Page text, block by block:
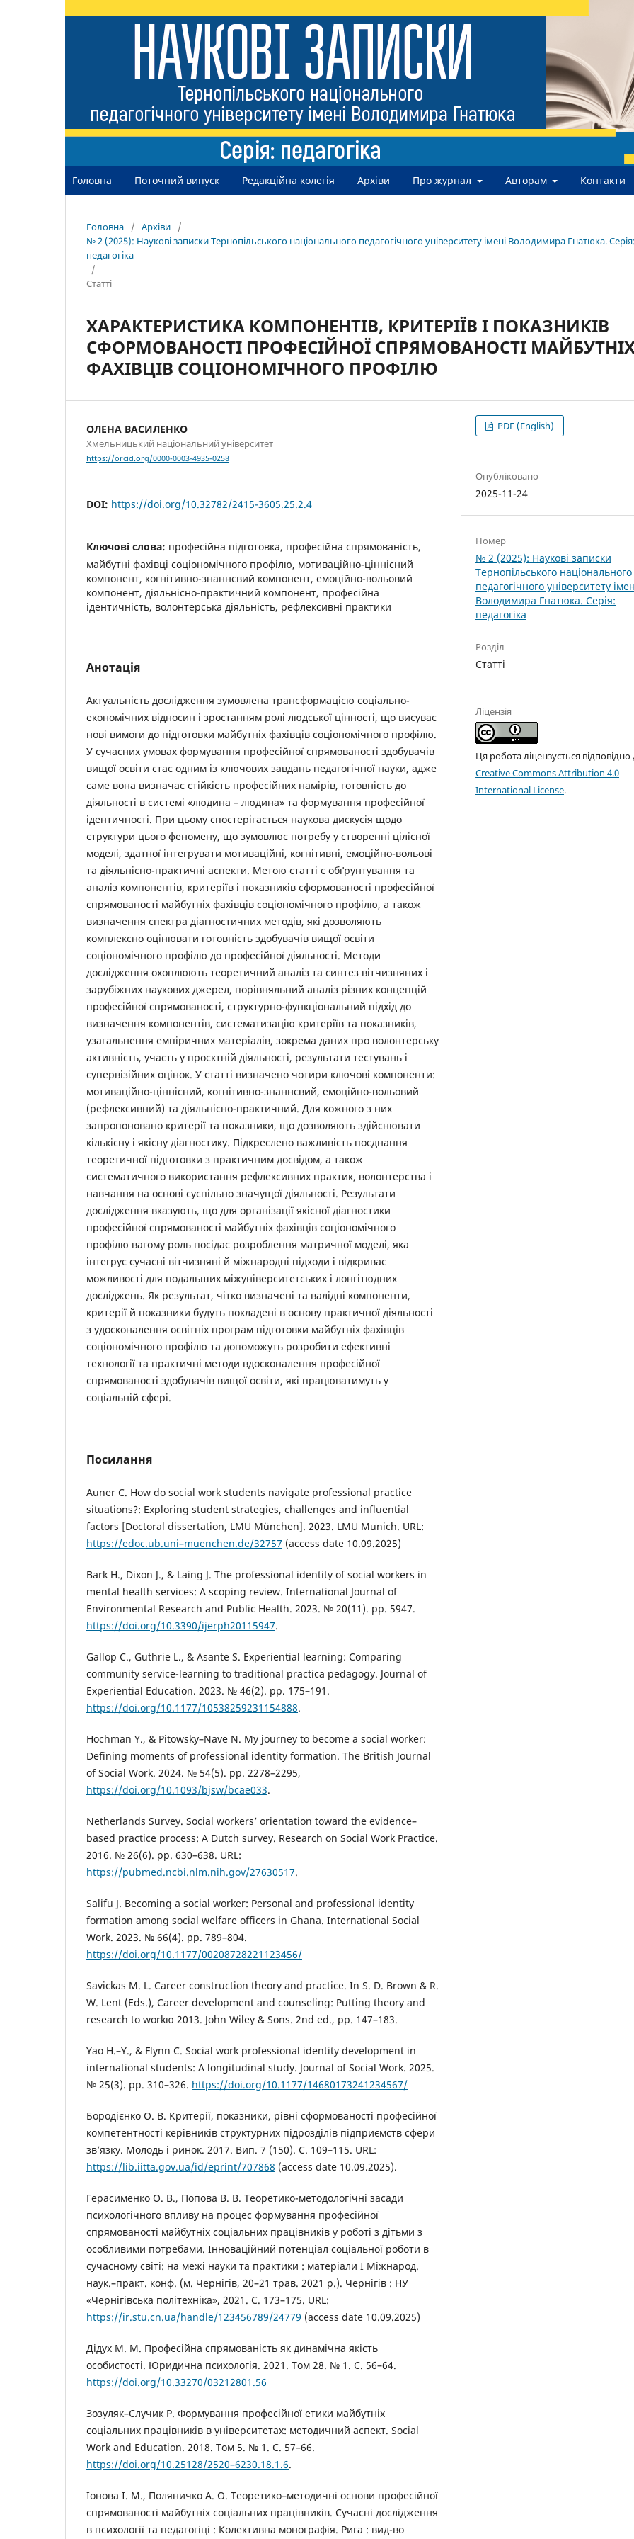
Головна Поточний випуск Редакційна колегія Архіви Про журнал Авторам Контакти
Головна / Архіви
/
№ 2 (2025): Наукові записки Тернопільського національного педагогічного університету імені Володимира Гнатюка.
педагогіка
/
Статті
ХАРАКТЕРИСТИКА КОМПОНЕНТІВ, КРИТЕРІЇВ І ПОКАЗНИКІВ
СФОРМОВАНОСТІ ПРОФЕСІЙНОЇ СПРЯМОВАНОСТІ
ФАХІВЦІВ СОЦІОНОМІЧНОГО ПРОФІЛЮ
ОЛЕНА ВАСИЛЕНКО
Хмельницький національний університет
https://orcid.org/0000-0003-4935-0258
DOI: https://doi.org/10.32782/2415-3605.25.2.4
Ключові слова: професійна підготовка, професійна спрямованість,
майбутні фахівці соціономічного профілю, мотиваційно-ціннісний
компонент, когнітивно-знаннєвий компонент, емоційно-вольовий
компонент, діяльнісно-практичний компонент, професійна
ідентичність, волонтерська діяльність, рефлексивні практики
Анотація
Актуальність дослідження зумовлена трансформацією соціально-
економічних відносин і зростанням ролі людської цінності, що висуває
нові вимоги до підготовки майбутніх фахівців соціономічного профілю.
У сучасних умовах формування професійної спрямованості здобувачів
вищої освіти стає одним із ключових завдань педагогічної науки, адже
саме вона визначає стійкість професійних намірів, готовність до
діяльності в системі «людина – людина» та формування професійної
ідентичності. При цьому спостерігається наукова дискусія щодо
структури цього феномену, що зумовлює потребу у створенні цілісної
моделі, здатної інтегрувати мотиваційні, когнітивні, емоційно-вольові
та діяльнісно-практичні аспекти. Метою статті є обґрунтування та
аналіз компонентів, критеріїв і показників сформованості професійної
спрямованості майбутніх фахівців соціономічного профілю, а також
визначення спектра діагностичних методів, які дозволяють
комплексно оцінювати готовність здобувачів вищої освіти
соціономічного профілю до професійної діяльності. Методи
дослідження охоплюють теоретичний аналіз та синтез вітчизняних і
зарубіжних наукових джерел, порівняльний аналіз різних концепцій
професійної спрямованості, структурно-функціональний підхід до
визначення компонентів, систематизацію критеріїв та показників,
узагальнення емпіричних матеріалів, зокрема даних про волонтерську
активність, участь у проєктній діяльності, результати тестувань і
супервізійних оцінок. У статті визначено чотири ключові компоненти:
мотиваційно-ціннісний, когнітивно-знаннєвий, емоційно-вольовий
(рефлексивний) та діяльнісно-практичний. Для кожного з них
запропоновано критерії та показники, що дозволяють здійснювати
кількісну і якісну діагностику. Підкреслено важливість поєднання
теоретичної підготовки з практичним досвідом, а також
систематичного використання рефлексивних практик, волонтерства і
навчання на основі суспільно значущої діяльності. Результати
дослідження вказують, що для організації якісної діагностики
професійної спрямованості майбутніх фахівців соціономічного
профілю вагому роль посідає розроблення матричної моделі, яка
інтегрує сучасні вітчизняні й міжнародні підходи і відкриває
можливості для подальших міжуніверситетських і лонгітюдних
досліджень. Як результат, чітко визначені та валідні компоненти,
критерії й показники будуть покладені в основу практичної діяльності
з удосконалення освітніх програм підготовки майбутніх фахівців
соціономічного профілю та допоможуть розробити ефективні
технології та практичні методи вдосконалення професійної
спрямованості здобувачів вищої освіти, які працюватимуть у
соціальній сфері.
Посилання
Auner C. How do social work students navigate professional practice
situations?: Exploring student strategies, challenges and influential
factors [Doctoral dissertation, LMU München]. 2023. LMU Munich. URL:
https://edoc.ub.uni–muenchen.de/32757 (access date 10.09.2025)
Bark H., Dixon J., & Laing J. The professional identity of social workers in
mental health services: A scoping review. International Journal of
Environmental Research and Public Health. 2023. № 20(11). pp. 5947.
https://doi.org/10.3390/ijerph20115947.
Gallop C., Guthrie L., & Asante S. Experiential learning: Comparing
community service-learning to traditional practica pedagogy. Journal of
Experiential Education. 2023. № 46(2). pp. 175–191.
https://doi.org/10.1177/10538259231154888.
Hochman Y., & Pitowsky–Nave N. My journey to become a social worker:
Defining moments of professional identity formation. The British Journal
of Social Work. 2024. № 54(5). pp. 2278–2295,
https://doi.org/10.1093/bjsw/bcae033.
Netherlands Survey. Social workers’ orientation toward the evidence–
based practice process: A Dutch survey. Research on Social Work Practice.
2016. № 26(6). pp. 630–638. URL:
https://pubmed.ncbi.nlm.nih.gov/27630517.
Salifu J. Becoming a social worker: Personal and professional identity
formation among social welfare officers in Ghana. International Social
Work. 2023. № 66(4). pp. 789–804.
https://doi.org/10.1177/00208728221123456/
Savickas M. L. Career construction theory and practice. In S. D. Brown & R.
W. Lent (Eds.), Career development and counseling: Putting theory and
research to workю 2013. John Wiley & Sons. 2nd ed., pp. 147–183.
Yao H.–Y., & Flynn C. Social work professional identity development in
international students: A longitudinal study. Journal of Social Work. 2025.
№ 25(3). pp. 310–326. https://doi.org/10.1177/14680173241234567/
Бородієнко О. В. Критерії, показники, рівні сформованості професійної
компетентності керівників структурних підрозділів підприємств сфери
зв’язку. Молодь і ринок. 2017. Вип. 7 (150). С. 109–115. URL:
https://lib.iitta.gov.ua/id/eprint/707868 (access date 10.09.2025).
Герасименко О. В., Попова В. В. Теоретико-методологічні засади
психологічного впливу на процес формування професійної
спрямованості майбутніх соціальних працівників у роботі з дітьми з
особливими потребами. Інноваційний потенціал соціальної роботи в
сучасному світі: на межі науки та практики : матеріали I Міжнарод.
наук.–практ. конф. (м. Чернігів, 20–21 трав. 2021 р.). Чернігів : НУ
«Чернігівська політехніка», 2021. С. 173–175. URL:
https://ir.stu.cn.ua/handle/123456789/24779 (access date 10.09.2025)
Дідух М. М. Професійна спрямованість як динамічна якість
особистості. Юридична психологія. 2021. Том 28. № 1. С. 56–64.
https://doi.org/10.33270/03212801.56
Зозуляк–Случик Р. Формування професійної етики майбутніх
соціальних працівників в університетах: методичний аспект. Social
Work and Education. 2018. Том 5. № 1. С. 57–66.
https://doi.org/10.25128/2520–6230.18.1.6.
Іонова І. М., Поляничко А. О. Теоретико–методичні основи професійної
спрямованості майбутніх соціальних працівників. Сучасні дослідження
в психології та педагогіці : Колективна монографія. Рига : вид-во
PDF (English)
Опубліковано
2025-11-24
Номер
№ 2 (2025): Наукові записки
Тернопільського національного
педагогічного університету
Володимира Гнатюка. Серія:
педагогіка
Розділ
Статті
Ліцензія
Ця робота ліцензується відповідно
Creative Commons Attribution 4.0
International License.